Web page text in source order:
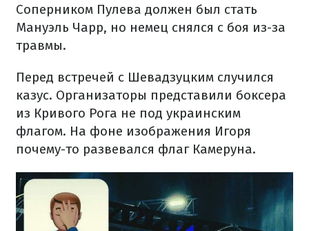
Соперником Пулева должен был стать
Мануэль Чарр, но немец снялся с боя из-за
травмы.
Перед встречей с Шевадзуцким случился
казус. Организаторы представили боксера
из Кривого Рога не под украинским
флагом. На фоне изображения Игоря
почему-то развевался флаг Камеруна.